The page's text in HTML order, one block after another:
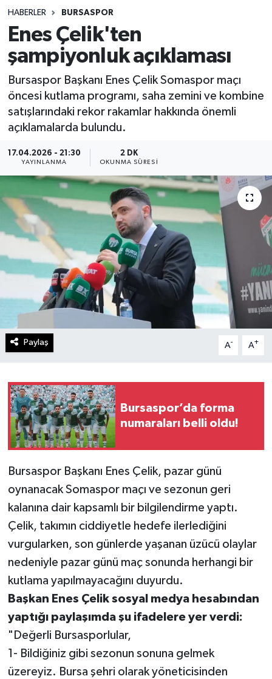
HABERLER BURSASPOR
Enes Çelik'ten
şampiyonluk açıklaması
Bursaspor Başkanı Enes Çelik Somaspor maçı
öncesi kutlama programı, saha zemini ve kombine
satışlarındaki rekor rakamlar hakkında önemli
açıklamalarda bulundu.
17.04.2026 - 21:30
YAYINLANMA
2 DK
OKUNMA SÜRESI
Paylaş A- A+
Bursaspor’da forma
numaraları belli oldu!
Bursaspor Başkanı Enes Çelik, pazar günü
oynanacak Somaspor maçı ve sezonun geri
kalanına dair kapsamlı bir bilgilendirme yaptı.
Çelik, takımın ciddiyetle hedefe ilerlediğini
vurgularken, son günlerde yaşanan üzücü olaylar
nedeniyle pazar günü maç sonunda herhangi bir
kutlama yapılmayacağını duyurdu.
Başkan Enes Çelik sosyal medya hesabından
yaptığı paylaşımda şu ifadelere yer verdi:
"Değerli Bursasporlular,
1- Bildiğiniz gibi sezonun sonuna gelmek
üzereyiz. Bursa şehri olarak yöneticisinden
Spor
Teknoloji
Yaşam